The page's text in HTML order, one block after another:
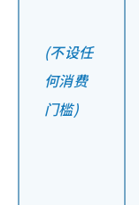
(不设任
何消费
门槛)